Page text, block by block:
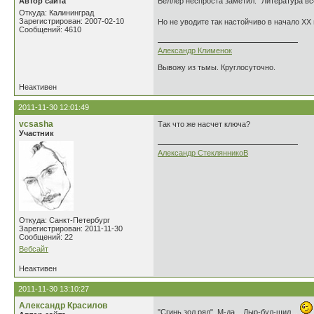
Откуда: Калининград
Зарегистрирован: 2007-02-10
Сообщений: 4610
Но не уводите так настойчиво в начало XX
Александр Клименок
Вывожу из тьмы. Круглосуточно.
Неактивен
2011-11-30 12:01:49
vcsasha
Участник
Откуда: Санкт-Петербург
Зарегистрирован: 2011-11-30
Сообщений: 22
Вебсайт
Так что же насчет ключа?
Александр СтеклянникоВ
Неактивен
2011-11-30 13:10:27
Александр Красилов
"Сгинь зол ряд". М-да... Дыр-бул-щил...